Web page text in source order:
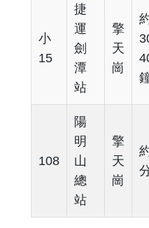
小
15
捷
運
劍
潭
站
擎
天
崗
108
陽
明
山
總
站
擎
天
崗